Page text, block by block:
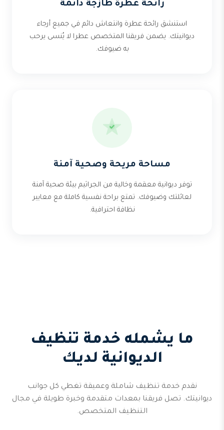
رائحة عطرة طازجة دائمة
استنشق رائحة عطرة وانتعاش دائم في جميع أرجاء
ديوانيتك. يضمن فريقنا المتخصص عطرا لا يُنسى يرحب
به ضيوفك.
مساحة مريحة وصحية آمنة
توفر ديوانية معقمة وخالية من الجراثيم بيئة صحية آمنة
لعائلتك وضيوفك. تمتع براحة نفسية كاملة مع معايير
نظافة احترافية.
ما يشمله خدمة تنظيف
الديوانية لديك
نقدم خدمة تنظيف شاملة وعميقة تغطي كل جوانب
ديوانيتك. تصل فريقنا بمعدات متقدمة وخبرة طويلة في مجال
التنظيف المتخصص.